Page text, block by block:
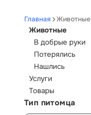
Главная Животные
Животные
В добрые руки
Потерялись
Нашлись
Услуги
Товары
Тип питомца